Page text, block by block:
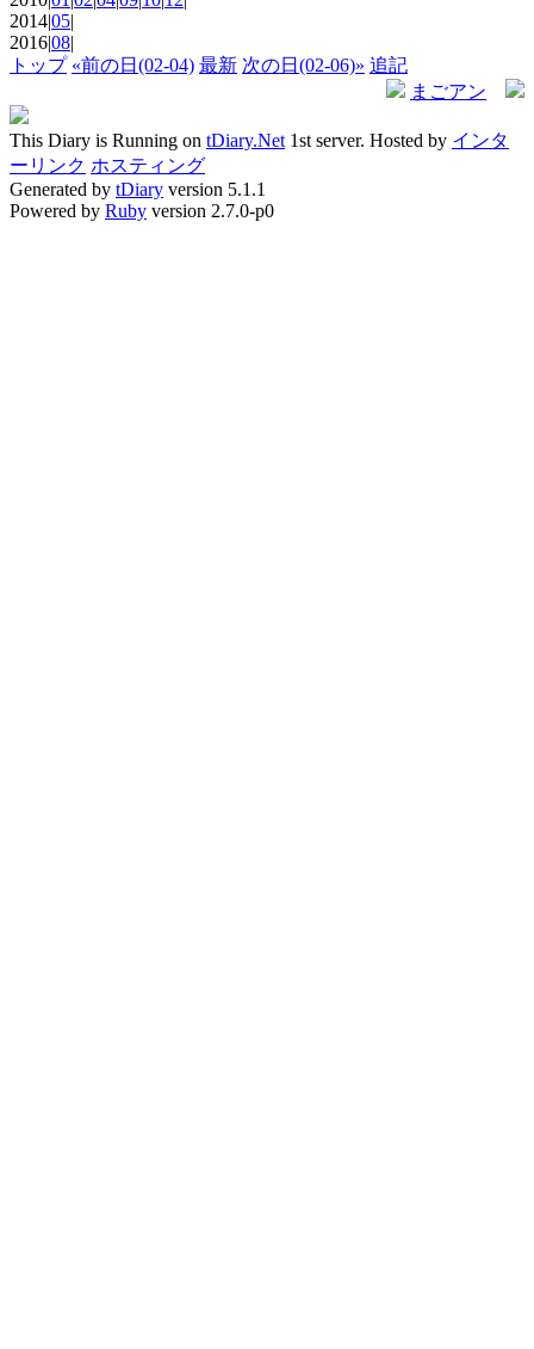
2014|05|
2016|08|
トップ «前の日(02-04) 最新 次の日(02-06)» 追記
まごアン
This Diary is Running on tDiary.Net 1st server. Hosted by インタ
ーリンク ホスティング
Generated by tDiary version 5.1.1
Powered by Ruby version 2.7.0-p0